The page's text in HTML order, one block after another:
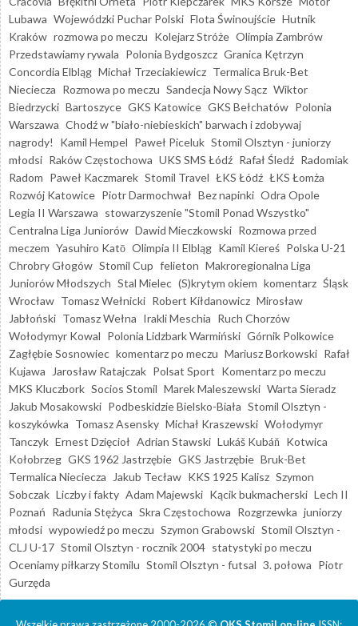
Lubawa Wojewódzki Puchar Polski Flota Świnoujście Hutnik
Kraków rozmowa po meczu Kolejarz Stróże Olimpia Zambrów
Przedstawiamy rywala Polonia Bydgoszcz Granica Kętrzyn
Concordia Elbląg Michał Trzeciakiewicz Termalica Bruk-Bet
Nieciecza Rozmowa po meczu Sandecja Nowy Sącz Wiktor
Biedrzycki Bartoszyce GKS Katowice GKS Bełchatów Polonia
Warszawa Chodź w "biało-niebieskich" barwach i zdobywaj
nagrody!
Kamil Hempel Paweł Piceluk Stomil Olsztyn - juniorzy
młodsi Raków Częstochowa UKS SMS Łódź Rafał Śledź Radomiak
Radom Paweł Kaczmarek Stomil Travel ŁKS Łódź ŁKS Łomża
Rozwój Katowice Piotr Darmochwał Bez napinki Odra Opole
Legia II Warszawa stowarzyszenie "Stomil Ponad Wszystko"
Centralna Liga Juniorów Dawid Mieczkowski Rozmowa przed
meczem Yasuhiro Katō Olimpia II Elbląg Kamil Kiereś Polska U-21
Chrobry Głogów Stomil Cup felieton Makroregionalna Liga
Juniorów Młodszych Stal Mielec (S)krytym okiem komentarz Śląsk
Wrocław Tomasz Wełnicki Robert Kiłdanowicz Mirosław
Jabłoński Tomasz Wełna Irakli Meschia Ruch Chorzów
Wołodymyr Kowal Polonia Lidzbark Warmiński Górnik Polkowice
Zagłębie Sosnowiec komentarz po meczu Mariusz Borkowski Rafał
Kujawa
Jarosław Ratajczak Polsat Sport Komentarz po meczu
MKS Kluczbork Socios Stomil Marek Maleszewski Warta Sieradz
Jakub Mosakowski Podbeskidzie Bielsko-Biała Stomil Olsztyn -
koszykówka Tomasz Asensky Michał Kraszewski Wołodymyr
Tanczyk Ernest Dzięcioł Adrian Stawski Lukáš Kubáň Kotwica
Kołobrzeg GKS 1962 Jastrzębie GKS Jastrzębie Bruk-Bet
Termalica Nieciecza
Jakub Tecław KKS 1925 Kalisz Szymon
Sobczak Liczby i fakty Adam Majewski Kącik bukmacherski Lech II
Poznań Radunia Stężyca Skra Częstochowa Rozgrzewka juniorzy
młodsi wypowiedź po meczu Szymon Grabowski Stomil Olsztyn -
CLJ U-17 Stomil Olsztyn - rocznik 2004 statystyki po meczu
Oceniamy piłkarzy Stomilu Stomil Olsztyn - futsal 3. połowa Piotr
Gurzęda